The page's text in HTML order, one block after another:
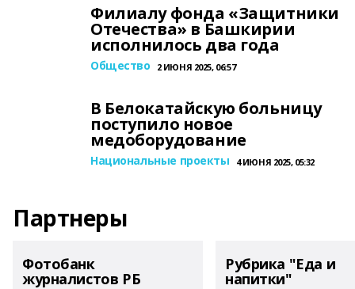
Филиалу фонда «Защитники
Отечества» в Башкирии
исполнилось два года
Общество 2 ИЮНЯ 2025, 06:57
В Белокатайскую больницу
поступило новое
медоборудование
Национальные проекты 4 ИЮНЯ 2025, 05:32
Партнеры
Фотобанк
журналистов РБ
Рубрика "Еда и
напитки"